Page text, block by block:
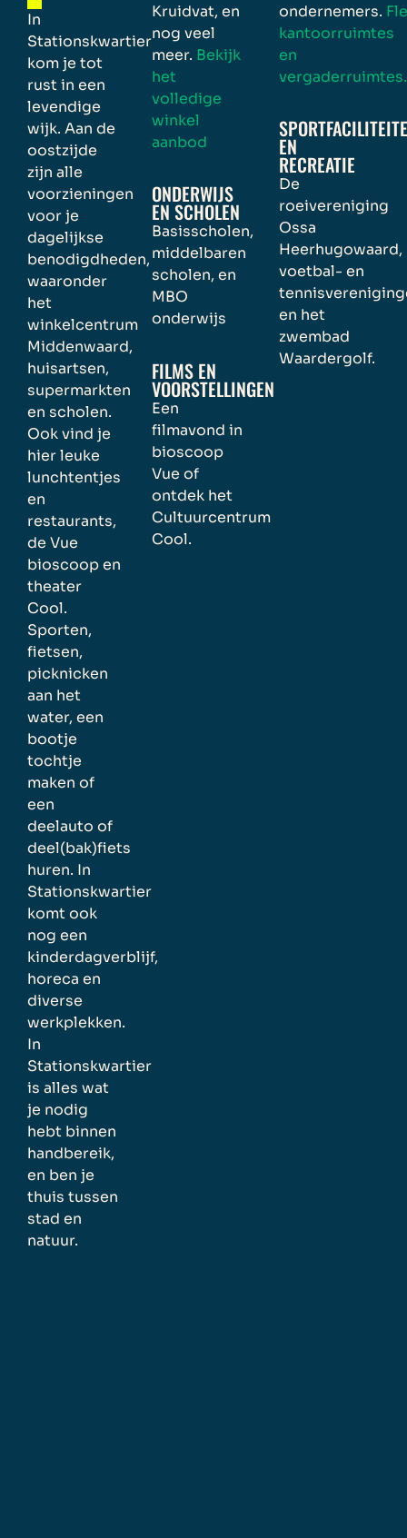
In
Stationskwartier
kom je tot
rust in een
levendige
wijk. Aan de
oostzijde
zijn alle
voorzieningen
voor je
dagelijkse
benodigdheden,
waaronder
het
winkelcentrum
Middenwaard,
huisartsen,
supermarkten
en scholen.
Ook vind je
hier leuke
lunchtentjes
en
restaurants,
de Vue
bioscoop en
theater
Cool.
Sporten,
fietsen,
picknicken
aan het
water, een
bootje
tochtje
maken of
een
deelauto of
deel(bak)fiets
huren. In
Stationskwartier
komt ook
nog een
kinderdagverblijf,
horeca en
diverse
werkplekken.
In
Stationskwartier
is alles wat
je nodig
hebt binnen
handbereik,
en ben je
thuis tussen
stad en
natuur.
Kruidvat, en
nog veel
meer. Bekijk
het
volledige
winkel
aanbod
ONDERWIJS
EN SCHOLEN
Basisscholen,
middelbaren
scholen, en
MBO
onderwijs
FILMS EN
VOORSTELLINGEN
Een
filmavond in
bioscoop
Vue of
ontdek het
Cultuurcentrum
Cool.
ondernemers.
kantoorruimtes
en
vergaderruimtes.
EN
RECREATIE
De
roeivereniging
Ossa
Heerhugowaard,
voetbal- en
en het
zwembad
Waardergolf.